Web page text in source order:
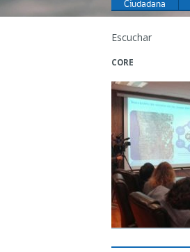
Ciudadana
Escuchar
CORE